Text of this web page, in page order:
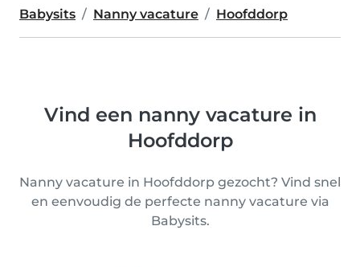
Babysits Nanny vacature Hoofddorp
Vind een nanny vacature in
Hoofddorp
Nanny vacature in Hoofddorp gezocht? Vind snel
en eenvoudig de perfecte nanny vacature via
Babysits.